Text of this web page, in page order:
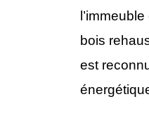
bois
est